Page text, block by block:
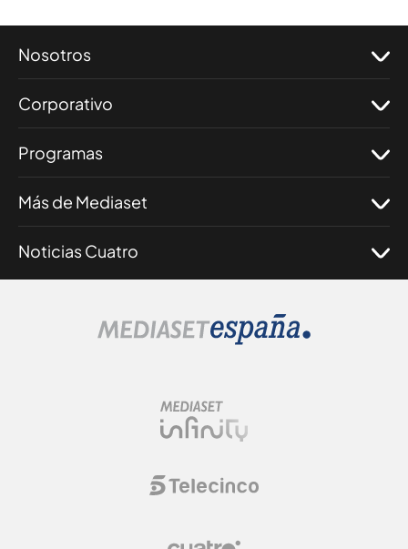
Nosotros
Corporativo
Programas
Más de Mediaset
Noticias Cuatro